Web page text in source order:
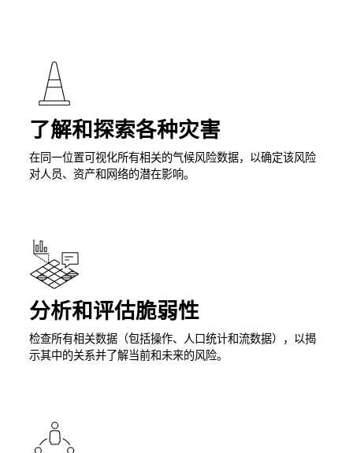
了解和探索各种灾害
在同一位置可视化所有相关的气候风险数据，以确定该风险
对人员、资产和网络的潜在影响。
分析和评估脆弱性
检查所有相关数据（包括操作、人口统计和流数据），以揭
示其中的关系并了解当前和未来的风险。